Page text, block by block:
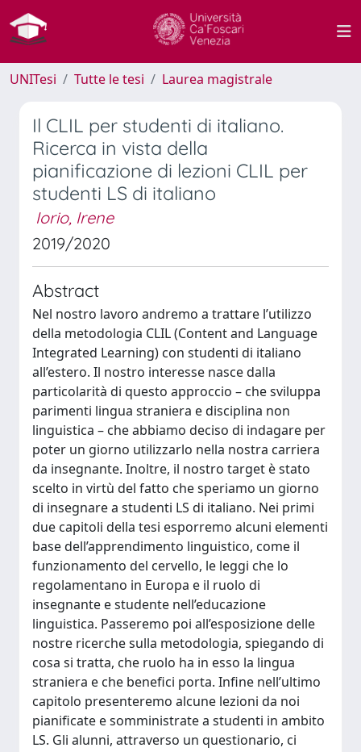
UNITesi Tutte le tesi Laurea magistrale
Il CLIL per studenti di italiano.
Ricerca in vista della
pianificazione di lezioni CLIL per
studenti LS di italiano
Iorio, Irene
2019/2020
Abstract
Nel nostro lavoro andremo a trattare l’utilizzo
della metodologia CLIL (Content and Language
Integrated Learning) con studenti di italiano
all’estero. Il nostro interesse nasce dalla
particolarità di questo approccio – che sviluppa
parimenti lingua straniera e disciplina non
linguistica – che abbiamo deciso di indagare per
poter un giorno utilizzarlo nella nostra carriera
da insegnante. Inoltre, il nostro target è stato
scelto in virtù del fatto che speriamo un giorno
di insegnare a studenti LS di italiano. Nei primi
due capitoli della tesi esporremo alcuni elementi
base dell’apprendimento linguistico, come il
funzionamento del cervello, le leggi che lo
regolamentano in Europa e il ruolo di
insegnante e studente nell’educazione
linguistica. Passeremo poi all’esposizione delle
nostre ricerche sulla metodologia, spiegando di
cosa si tratta, che ruolo ha in esso la lingua
straniera e che benefici porta. Infine nell’ultimo
capitolo presenteremo alcune lezioni da noi
pianificate e somministrate a studenti in ambito
LS. Gli alunni, attraverso un questionario, ci